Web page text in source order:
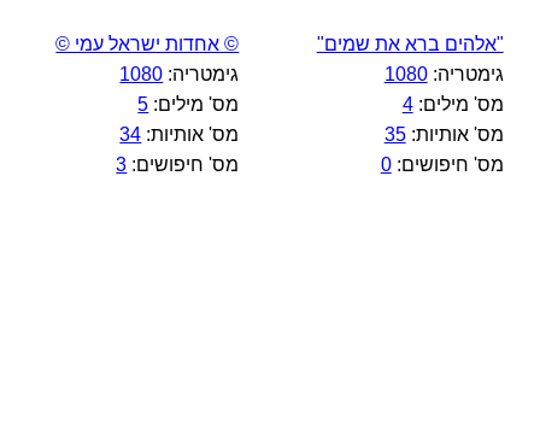
"אלהים ברא את שמים"
גימטריה:1080
מס' מילים:4
מס' אותיות:35
מס' חיפושים:0
© אחדות ישראל עמי ©
גימטריה: 1080
מס' מילים: 5
מס' אותיות: 34
מס' חיפושים: 3